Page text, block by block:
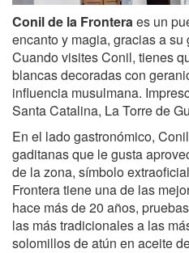
Conil de la Fronteraes un
encanto y magia, gracias a su
Cuando visites Conil, tienes
blancas decoradas con
influencia musulmana.
Santa Catalina, La Torre de
En el lado gastronómico,
gaditanas que le gusta
de la zona, símbolo
Frontera tiene una de las
hace más de 20 años,
las más tradicionales a las
solomillos de atún en aceite